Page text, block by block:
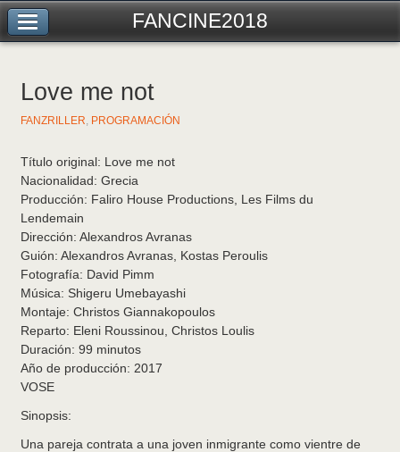
FANCINE2018
Love me not
FANZRILLER, PROGRAMACIÓN
Título original: Love me not
Nacionalidad: Grecia
Producción: Faliro House Productions, Les Films du
Lendemain
Dirección: Alexandros Avranas
Guión: Alexandros Avranas, Kostas Peroulis
Fotografía: David Pimm
Música: Shigeru Umebayashi
Montaje: Christos Giannakopoulos
Reparto: Eleni Roussinou, Christos Loulis
Duración: 99 minutos
Año de producción: 2017
VOSE
Sinopsis:
Una pareja contrata a una joven inmigrante como vientre de